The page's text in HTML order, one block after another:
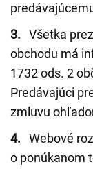
3. Všetka
obchodu má
1732 ods. 2
Predávajúci
zmluvu
4. Webové
o ponúkanom